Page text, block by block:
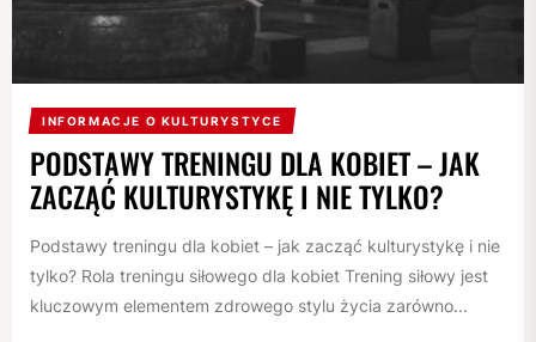
INFORMACJE O KULTURYSTYCE
PODSTAWY TRENINGU DLA KOBIET – JAK
ZACZĄĆ KULTURYSTYKĘ I NIE TYLKO?
Podstawy treningu dla kobiet – jak zacząć kulturystykę i nie
tylko? Rola treningu siłowego dla kobiet Trening siłowy jest
kluczowym elementem zdrowego stylu życia zarówno...